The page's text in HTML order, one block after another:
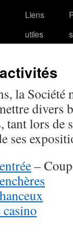
Liens
utiles
la Société
tant lors de
ses
–